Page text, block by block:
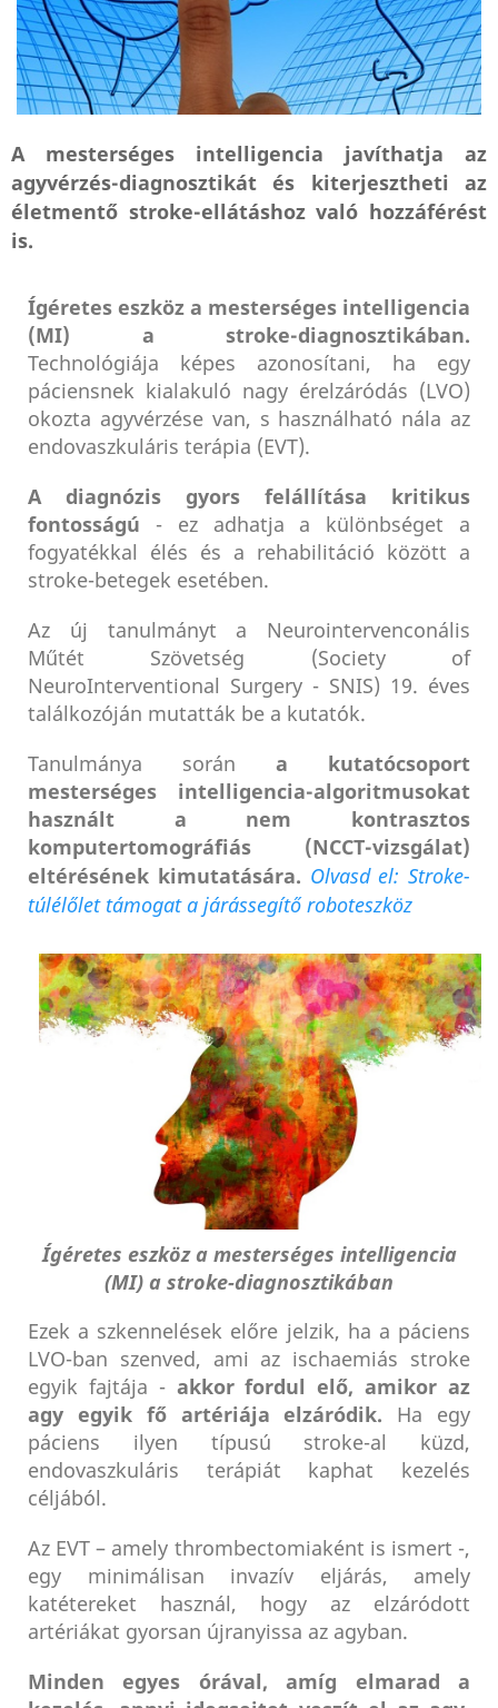
A mesterséges intelligencia javíthatja az
agyvérzés-diagnosztikát és kiterjesztheti az
életmentő stroke-ellátáshoz való hozzáférést
is.
Ígéretes eszköz a mesterséges intelligencia
(MI) a stroke-diagnosztikában.
Technológiája képes azonosítani, ha egy
páciensnek kialakuló nagy érelzáródás (LVO)
okozta agyvérzése van, s használható nála az
endovaszkuláris terápia (EVT).
A diagnózis gyors felállítása kritikus
fontosságú - ez adhatja a különbséget a
fogyatékkal élés és a rehabilitáció között a
stroke-betegek esetében.
Az új tanulmányt a Neurointervenconális
Műtét Szövetség (Society of
NeuroInterventional Surgery - SNIS) 19. éves
találkozóján mutatták be a kutatók.
Tanulmánya során a kutatócsoport
mesterséges intelligencia-algoritmusokat
használt a nem kontrasztos
komputertomográfiás (NCCT-vizsgálat)
eltérésének kimutatására. Olvasd el: Stroke-
túlélőlet támogat a járássegítő roboteszköz
Ígéretes eszköz a mesterséges intelligencia
(MI) a stroke-diagnosztikában
Ezek a szkennelések előre jelzik, ha a páciens
LVO-ban szenved, ami az ischaemiás stroke
egyik fajtája - akkor fordul elő, amikor az
agy egyik fő artériája elzáródik. Ha egy
páciens ilyen típusú stroke-al küzd,
endovaszkuláris terápiát kaphat kezelés
céljából.
Az EVT – amely thrombectomiaként is ismert -,
egy minimálisan invazív eljárás, amely
katétereket használ, hogy az elzáródott
artériákat gyorsan újranyissa az agyban.
Minden egyes órával, amíg elmarad a